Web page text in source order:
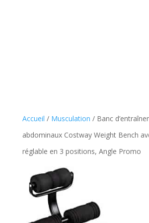
Accueil / Musculation / Banc
abdominaux Costway Weight Bench
réglable en 3 positions, Angle Promo